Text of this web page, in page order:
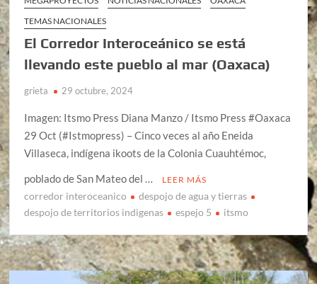
TEMAS NACIONALES
El Corredor Interoceánico se está
llevando este pueblo al mar (Oaxaca)
grieta 29 octubre, 2024
Imagen: Itsmo Press Diana Manzo / Itsmo Press #Oaxaca
29 Oct (#Istmopress) – Cinco veces al año Eneida
Villaseca, indígena ikoots de la Colonia Cuauhtémoc,
poblado de San Mateo del …
LEER MÁS
corredor interoceanico
despojo de agua y tierras
despojo de territorios indigenas
espejo 5 itsmo